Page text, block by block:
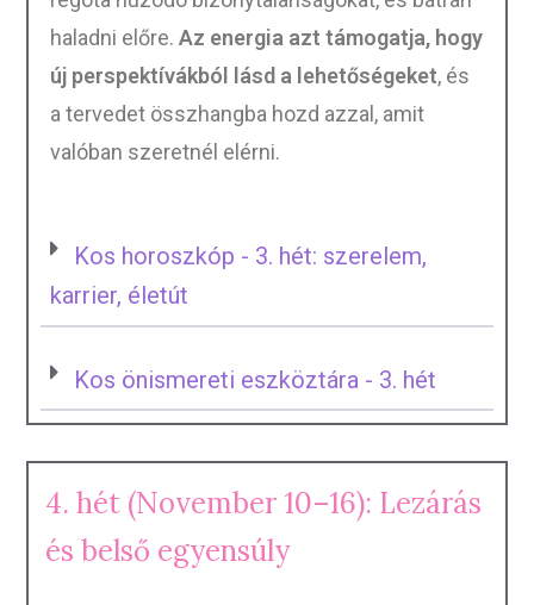
haladni előre. Az energia azt támogatja, hogy
új perspektívákból lásd a lehetőségeket, és
a tervedet összhangba hozd azzal, amit
valóban szeretnél elérni.
Kos horoszkóp - 3. hét: szerelem,
karrier, életút
Kos önismereti eszköztára - 3. hét
4. hét (November 10–16): Lezárás
és belső egyensúly